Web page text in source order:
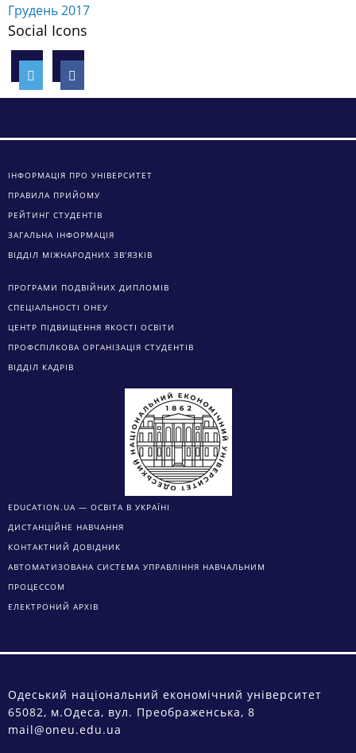
Грудень 2017
Social Icons
ІНФОРМАЦІЯ ПРО УНІВЕРСИТЕТ
ПРАВИЛА ПРИЙОМУ
РЕЙТИНГ СТУДЕНТІВ
ЗАГАЛЬНА ІНФОРМАЦІЯ
ВІДДІЛ МІЖНАРОДНИХ ЗВ’ЯЗКІВ
ПРОГРАМИ ПОДВІЙНИХ ДИПЛОМІВ
СПЕЦІАЛЬНОСТІ ОНЕУ
ЦЕНТР ПІДВИЩЕННЯ ЯКОСТІ ОСВІТИ
ПРОФСПІЛКОВА ОРГАНІЗАЦІЯ СТУДЕНТІВ
ВІДДІЛ КАДРІВ
EDUCATION.UA — ОСВІТА В УКРАЇНІ
ДИСТАНЦІЙНЕ НАВЧАННЯ
КОНТАКТНИЙ ДОВІДНИК
АВТОМАТИЗОВАНА СИСТЕМА УПРАВЛІННЯ НАВЧАЛЬНИМ
ПРОЦЕССОМ
ЕЛЕКТРОНИЙ АРХІВ
Одеський національний економічний університет
65082, м.Одеса, вул. Преображенська, 8
mail@oneu.edu.ua